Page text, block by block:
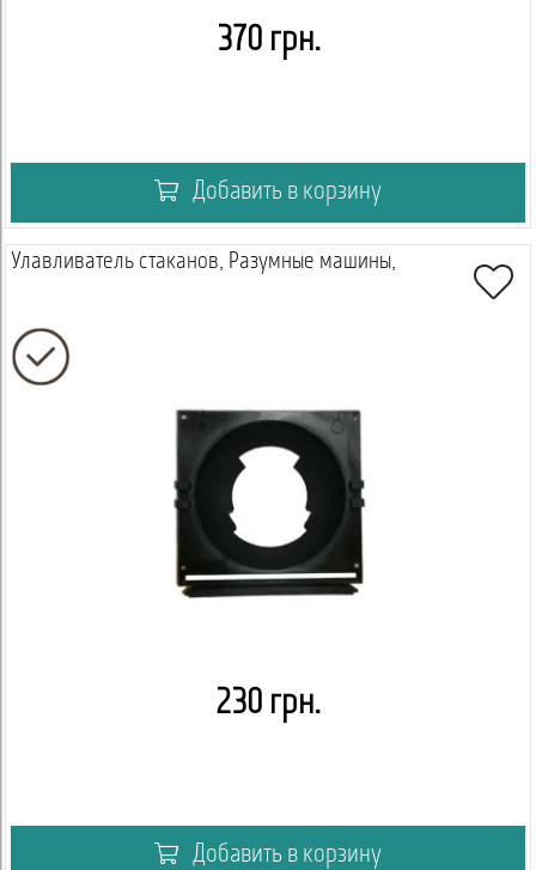
370 грн.
Добавить в корзину
Улавливатель стаканов, Разумные машины,
230 грн.
Добавить в корзину